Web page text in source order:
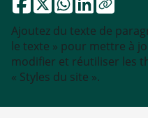
Ajoutez du texte de
le texte » pour mettre à
modifier et réutiliser les
« Styles du site ».